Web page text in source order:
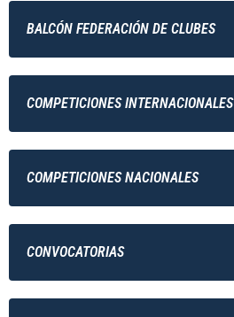
BALCÓN FEDERACIÓN DE CLUBES
COMPETICIONES INTERNACIONALES
COMPETICIONES NACIONALES
CONVOCATORIAS